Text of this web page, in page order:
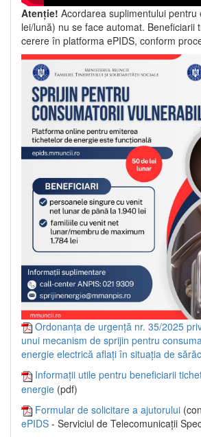
Atenție! Acordarea suplimentului pentru
lei/lună) nu se face automat. Beneficiarii
cerere în platforma ePIDS, conform
Ordonanța de urgență nr. 35/2025
unui mecanism de sprijin pentru
energie electrică aflați în situația de
Informații utile pentru beneficiarii
energie (pdf)
Formular de solicitare a ajutorului
ePIDS - Serviciul de Telecomunicații